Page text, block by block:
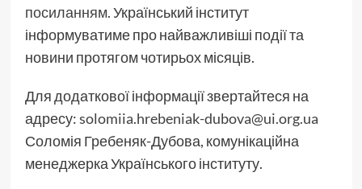
посиланням. Український інститут
інформуватиме про найважливіші події та
новини протягом чотирьох місяців.
Для додаткової інформації звертайтеся на
адресу:solomiia.hrebeniak-dubova@ui.org.ua
Соломія Гребеняк-Дубова, комунікаційна
менеджерка Українського інституту.